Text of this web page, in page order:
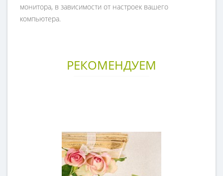
монитора, в зависимости от настроек вашего
компьютера.
РЕКОМЕНДУЕМ